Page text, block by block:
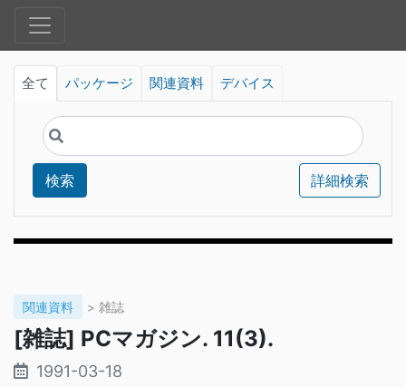
全て パッケージ 関連資料 デバイス
検索 詳細検索
関連資料 > 雑誌
[雑誌] PCマガジン. 11(3).
1991-03-18